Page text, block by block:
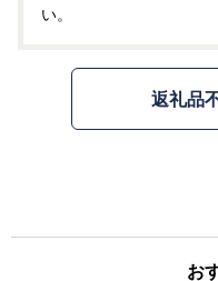
い。
返礼品
お